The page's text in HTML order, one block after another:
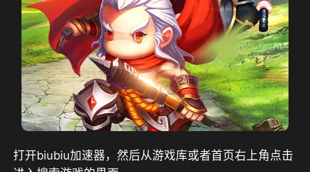
打开biubiu加速器，然后从游戏库或者首页右上角点击